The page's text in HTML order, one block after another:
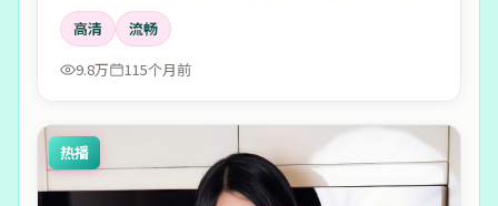
两个镜头、一两句对白，以及散场后心里那点挥之不去
的回声。
高清
流畅
9.8万
115个月前
热播